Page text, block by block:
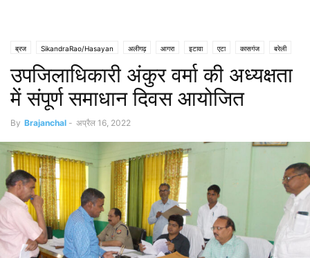
ब्रज SikandraRao/Hasayan अलीगढ़ आगरा इटावा एटा कासगंज बरेली
बुलंदशहर हाथरस
उपजिलाधिकारी अंकुर वर्मा की अध्यक्षता
में संपूर्ण समाधान दिवस आयोजित
By Brajanchal - अप्रैल 16, 2022